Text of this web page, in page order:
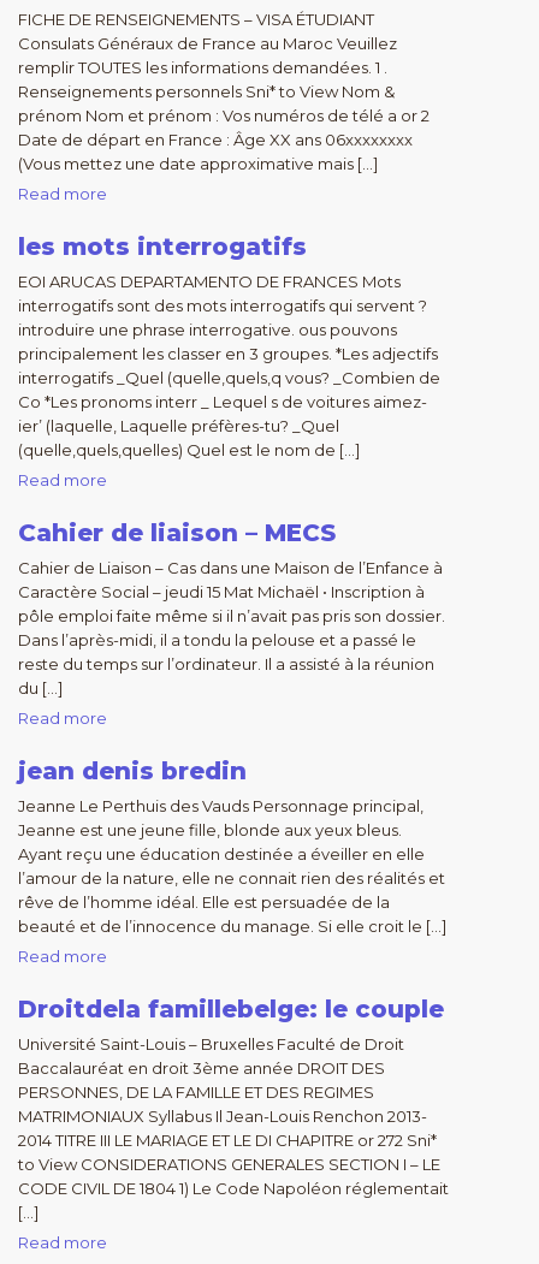
FICHE DE RENSEIGNEMENTS – VISA ÉTUDIANT
Consulats Généraux de France au Maroc Veuillez
remplir TOUTES les informations demandées. 1 .
Renseignements personnels Sni* to View Nom &
prénom Nom et prénom : Vos numéros de télé a or 2
Date de départ en France : Âge XX ans 06xxxxxxxx
(Vous mettez une date approximative mais […]
Read more
les mots interrogatifs
EOI ARUCAS DEPARTAMENTO DE FRANCES Mots
interrogatifs sont des mots interrogatifs qui servent ?
introduire une phrase interrogative. ous pouvons
principalement les classer en 3 groupes. *Les adjectifs
interrogatifs _Quel (quelle,quels,q vous? _Combien de
Co *Les pronoms interr _ Lequel s de voitures aimez-
ier’ (laquelle, Laquelle préfères-tu? _Quel
(quelle,quels,quelles) Quel est le nom de […]
Read more
Cahier de liaison – MECS
Cahier de Liaison – Cas dans une Maison de l’Enfance à
Caractère Social – jeudi 15 Mat Michaël • Inscription à
pôle emploi faite même si il n’avait pas pris son dossier.
Dans l’après-midi, il a tondu la pelouse et a passé le
reste du temps sur l’ordinateur. Il a assisté à la réunion
du […]
Read more
jean denis bredin
Jeanne Le Perthuis des Vauds Personnage principal,
Jeanne est une jeune fille, blonde aux yeux bleus.
Ayant reçu une éducation destinée a éveiller en elle
l’amour de la nature, elle ne connait rien des réalités et
rêve de l’homme idéal. Elle est persuadée de la
beauté et de l’innocence du manage. Si elle croit le […]
Read more
Droitdela famillebelge: le couple
Université Saint-Louis – Bruxelles Faculté de Droit
Baccalauréat en droit 3ème année DROIT DES
PERSONNES, DE LA FAMILLE ET DES REGIMES
MATRIMONIAUX Syllabus Il Jean-Louis Renchon 2013-
2014 TITRE III LE MARIAGE ET LE DI CHAPITRE or 272 Sni*
to View CONSIDERATIONS GENERALES SECTION I – LE
CODE CIVIL DE 1804 1) Le Code Napoléon réglementait
[…]
Read more